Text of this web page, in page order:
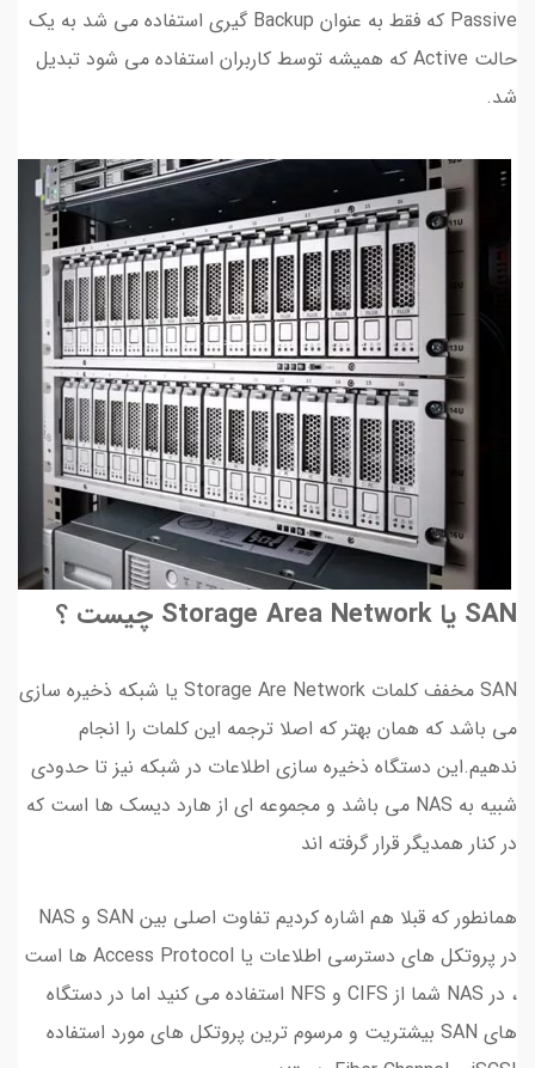
Passive که فقط به عنوان Backup گیری استفاده می شد به یک
حالت Active که همیشه توسط کاربران استفاده می شود تبدیل
شد.
SAN یا Storage Area Network چیست ؟
SAN مخفف کلمات Storage Are Network یا شبکه ذخیره سازی
می باشد که همان بهتر که اصلا ترجمه این کلمات را انجام
ندهیم.این دستگاه ذخیره سازی اطلاعات در شبکه نیز تا حدودی
شبیه به NAS می باشد و مجموعه ای از هارد دیسک ها است که
در کنار همدیگر قرار گرفته اند
همانطور که قبلا هم اشاره کردیم تفاوت اصلی بین SAN و NAS
در پروتکل های دسترسی اطلاعات یا Access Protocol ها است
، در NAS شما از CIFS و NFS استفاده می کنید اما در دستگاه
های SAN بیشتریت و مرسوم ترین پروتکل های مورد استفاده